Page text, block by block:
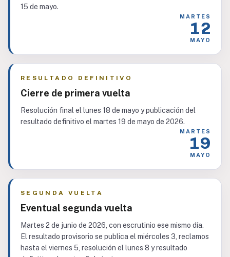
15 de mayo.
MARTES
12
MAYO
RESULTADO DEFINITIVO
Cierre de primera vuelta
Resolución final el lunes 18 de mayo y publicación del
resultado definitivo el martes 19 de mayo de 2026.
MARTES
19
MAYO
SEGUNDA VUELTA
Eventual segunda vuelta
Martes 2 de junio de 2026, con escrutinio ese mismo día.
El resultado provisorio se publica el miércoles 3, reclamos
hasta el viernes 5, resolución el lunes 8 y resultado